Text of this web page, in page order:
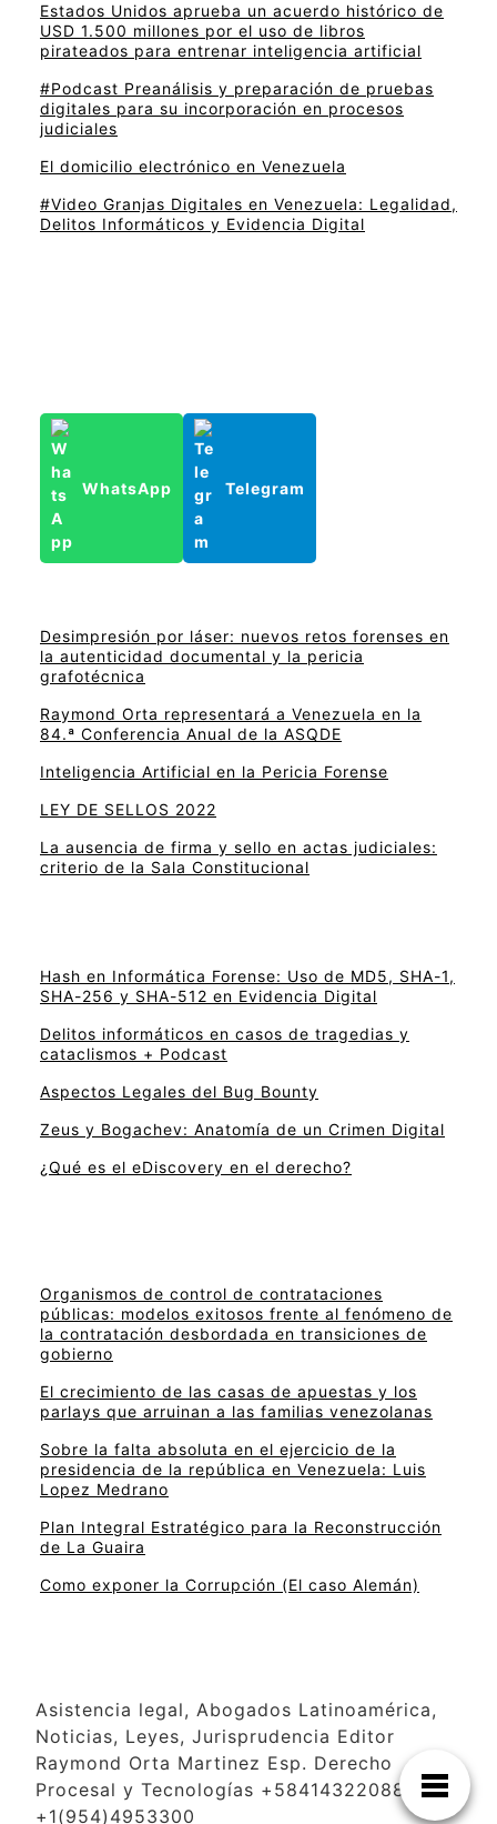
Estados Unidos aprueba un acuerdo histórico de
USD 1.500 millones por el uso de libros
pirateados para entrenar inteligencia artificial
#Podcast Preanálisis y preparación de pruebas
digitales para su incorporación en procesos
judiciales
El domicilio electrónico en Venezuela
#Video Granjas Digitales en Venezuela: Legalidad,
Delitos Informáticos y Evidencia Digital
WhatsApp Telegram
Desimpresión por láser: nuevos retos forenses en
la autenticidad documental y la pericia
grafotécnica
Raymond Orta representará a Venezuela en la
84.ª Conferencia Anual de la ASQDE
Inteligencia Artificial en la Pericia Forense
LEY DE SELLOS 2022
La ausencia de firma y sello en actas judiciales:
criterio de la Sala Constitucional
Hash en Informática Forense: Uso de MD5, SHA-1,
SHA-256 y SHA-512 en Evidencia Digital
Delitos informáticos en casos de tragedias y
cataclismos + Podcast
Aspectos Legales del Bug Bounty
Zeus y Bogachev: Anatomía de un Crimen Digital
¿Qué es el eDiscovery en el derecho?
Organismos de control de contrataciones
públicas: modelos exitosos frente al fenómeno de
la contratación desbordada en transiciones de
gobierno
El crecimiento de las casas de apuestas y los
parlays que arruinan a las familias venezolanas
Sobre la falta absoluta en el ejercicio de la
presidencia de la república en Venezuela: Luis
Lopez Medrano
Plan Integral Estratégico para la Reconstrucción
de La Guaira
Como exponer la Corrupción (El caso Alemán)
Asistencia legal, Abogados Latinoamérica,
Noticias, Leyes, Jurisprudencia Editor
Raymond Orta Martinez Esp. Derecho
Procesal y Tecnologías +584143220886
+1(954)4953300